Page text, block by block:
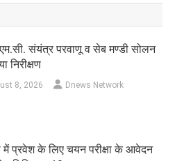
संयंत्र परवाणू व सेब मण्डी सोलन
निरीक्षण
8, 2026 Dnews Network
में प्रवेश के लिए चयन परीक्षा के आवेदन